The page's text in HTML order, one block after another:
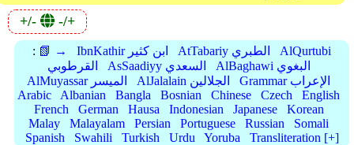
+/- -/+
: 📗 → IbnKathir ابن كثير AtTabariy الطبري
AlQurtubi
القرطوبي
AsSaadiyy السعدي
AlBaghawi البغوي
AlMuyassar الميسر
AlJalalain الجلالين
Grammar الإعراب
Arabic
Albanian Bangla Bosnian Chinese Czech
English
French
German Hausa Indonesian Japanese
Korean
Malay
Malayalam Persian Portuguese Russian
Somali
Spanish
Swahili Turkish Urdu Yoruba Transliteration [+]